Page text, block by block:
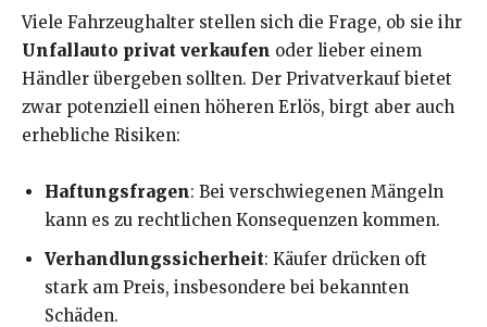
Viele Fahrzeughalter stellen sich die Frage, ob sie ihr
Unfallauto privat verkaufen oder lieber einem
Händler übergeben sollten. Der Privatverkauf bietet
zwar potenziell einen höheren Erlös, birgt aber auch
erhebliche Risiken:
Haftungsfragen: Bei verschwiegenen Mängeln
kann es zu rechtlichen Konsequenzen kommen.
Verhandlungssicherheit: Käufer drücken oft
stark am Preis, insbesondere bei bekannten
Schäden.